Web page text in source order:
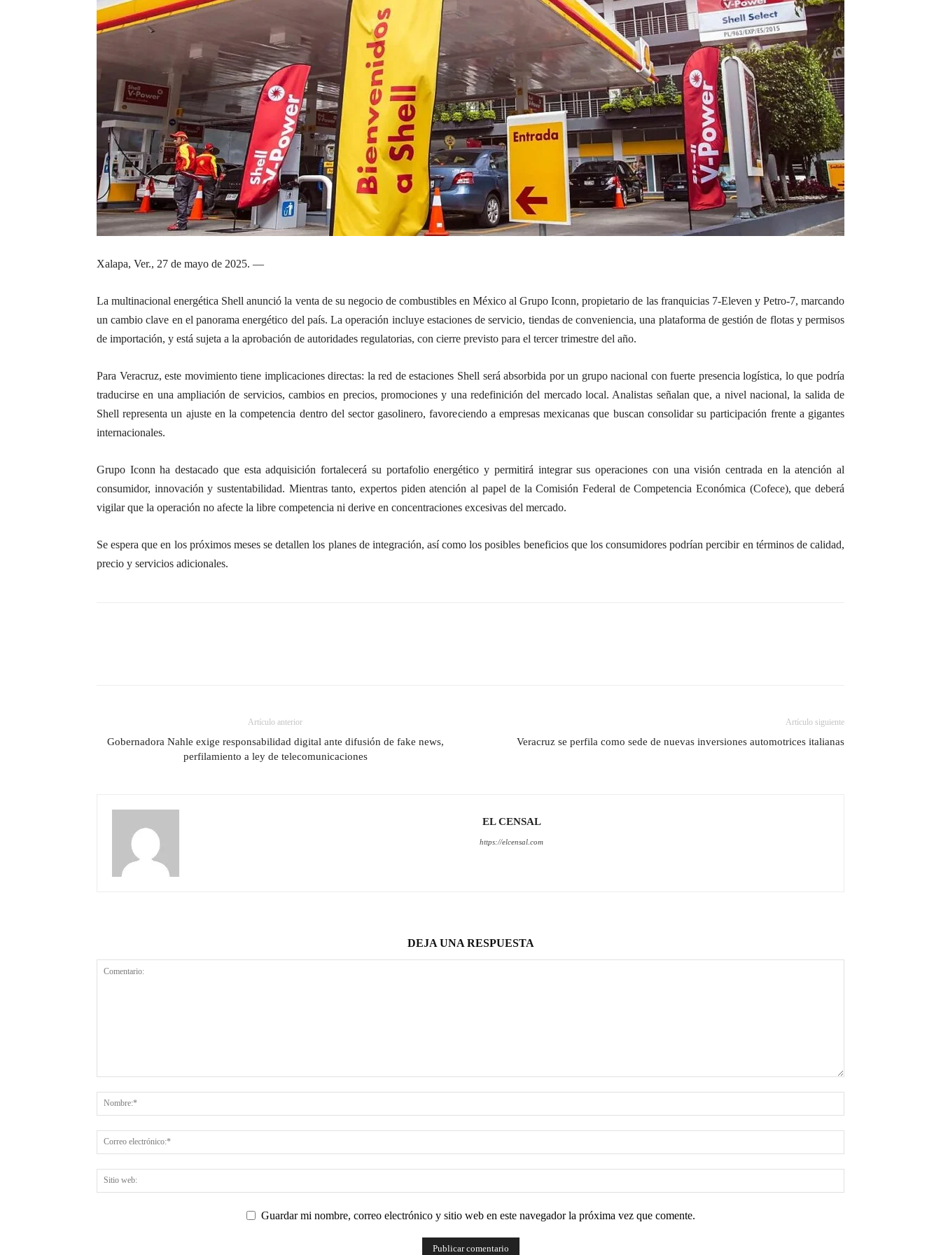
Xalapa, Ver., 27 de mayo de 2025. —
La multinacional energética Shell anunció la venta de su negocio de combustibles en México al Grupo Iconn, propietario de las franquicias 7-Eleven y Petro-7, marcando
un cambio clave en el panorama energético del país. La operación incluye estaciones de servicio, tiendas de conveniencia, una plataforma de gestión de flotas y permisos
de importación, y está sujeta a la aprobación de autoridades regulatorias, con cierre previsto para el tercer trimestre del año.
Para Veracruz, este movimiento tiene implicaciones directas: la red de estaciones Shell será absorbida por un grupo nacional con fuerte presencia logística, lo que podría
traducirse en una ampliación de servicios, cambios en precios, promociones y una redefinición del mercado local. Analistas señalan que, a nivel nacional, la salida de
Shell representa un ajuste en la competencia dentro del sector gasolinero, favoreciendo a empresas mexicanas que buscan consolidar su participación frente a gigantes
internacionales.
Grupo Iconn ha destacado que esta adquisición fortalecerá su portafolio energético y permitirá integrar sus operaciones con una visión centrada en la atención al
consumidor, innovación y sustentabilidad. Mientras tanto, expertos piden atención al papel de la Comisión Federal de Competencia Económica (Cofece), que deberá
vigilar que la operación no afecte la libre competencia ni derive en concentraciones excesivas del mercado.
Se espera que en los próximos meses se detallen los planes de integración, así como los posibles beneficios que los consumidores podrían percibir en términos de calidad,
precio y servicios adicionales.
Artículo anterior
Gobernadora Nahle exige responsabilidad digital ante difusión de fake news,
perfilamiento a ley de telecomunicaciones
Artículo siguiente
Veracruz se perfila como sede de nuevas inversiones automotrices italianas
EL CENSAL
https://elcensal.com
DEJA UNA RESPUESTA
Guardar mi nombre, correo electrónico y sitio web en este navegador la próxima vez que comente.